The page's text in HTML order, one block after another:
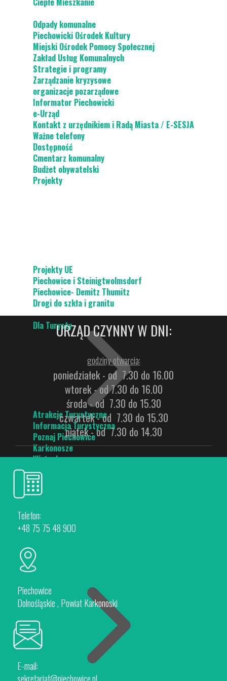
Odpady komunalne
Piechowicki Ośrodek Kultury
Miejski Ośrodek Pomocy Społecznej
Zakład Usług Komunalnych
Strategie i programy
Zarządzanie kryzysowe
organizacje pozarządowe
Informator Piechowicki
e-Urząd
Kontakt z urzędnikiem i Radą Miasta / E-SESJA
Ważne telefony
Dostępność
Cmentarz komunalny
Budżet obywatelski
Projekty
Projekty UE
Piechowice i Steinigtwolmsdorf
Piechowice- Demitz Thumitz
Drogi do szkła i granitu
Dla Turysty
Atrakcje Turystyczne
Informacja Turystyczna
Poznaj Piechowice
Karkonosze
Wirtualny spacer
Piechowice
Rokytnice nad Jizerou
Oferta Inwestycyjna
URZĄD CZYNNY W DNI:
godziny otwarcia:
poniedziałek - od 7.30 do 16.00
wtorek - od 7.30 do 16.00
środa - od 7.30 do 15.30
czwartek - od 7.30 do 15.30
piątek - od 7.30 do 14.30
Telefon:
+48 75 75 48 900
Piechowice
Dolnośląskie , Powiat Karkonoski
E-mail: